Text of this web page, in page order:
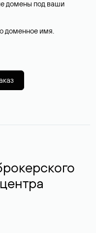
домены под ваши
доменное имя.